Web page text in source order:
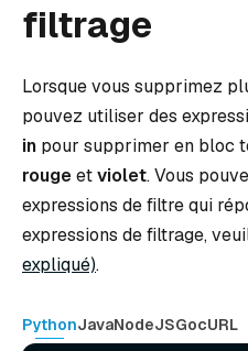
filtrage
Lorsque vous supprimez
pouvez utiliser des
in pour supprimer en bloc
rougeetviolet. Vous
expressions de filtre qui
expressions de filtrage,
expliqué).
PythonJavaNodeJSGocURL